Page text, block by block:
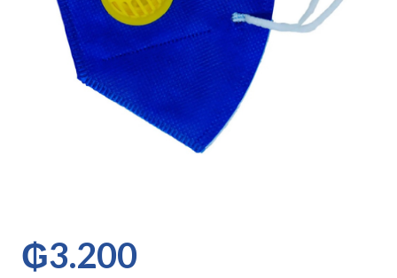
₲3.200